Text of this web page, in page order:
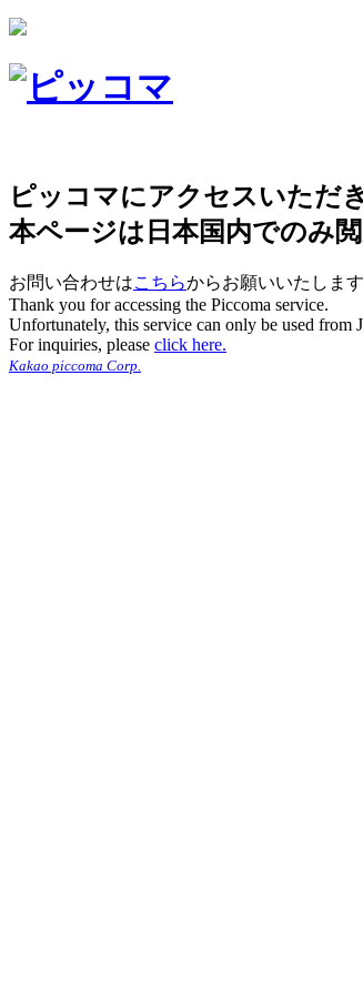
ピッコマにアクセスいただ
本ページは日本国内でのみ
お問い合わせはこちらからお願いいたします
Thank you for accessing the Piccoma service.
Unfortunately, this service can only be used from
For inquiries, please click here.
Kakao piccoma Corp.